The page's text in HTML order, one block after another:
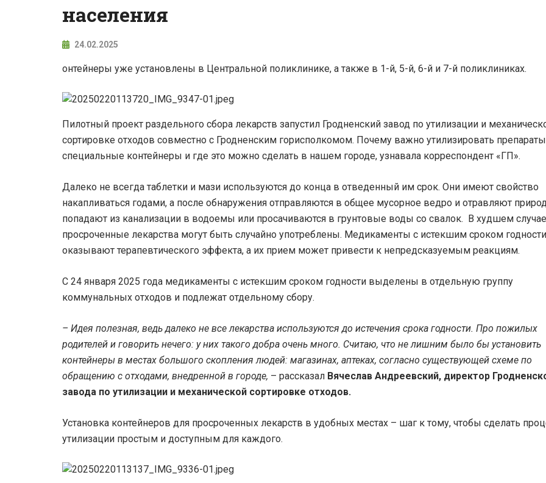
населения
24.02.2025
онтейнеры уже установлены в Центральной поликлинике, а также в 1-й, 5-й, 6-й и 7-й поликлиниках.
Пилотный проект раздельного сбора лекарств запустил Гродненский завод по утилизации и
сортировке отходов совместно с Гродненским горисполкомом. Почему важно утилизировать
специальные контейнеры и где это можно сделать в нашем городе, узнавала корреспондент «ГП».
Далеко не всегда таблетки и мази используются до конца в отведенный им срок. Они имеют свойство
накапливаться годами, а после обнаружения отправляются в общее мусорное ведро и отравляют
попадают из канализации в водоемы или просачиваются в грунтовые воды со свалок. В худшем случае
просроченные лекарства могут быть случайно употреблены. Медикаменты с истекшим сроком
оказывают терапевтического эффекта, а их прием может привести к непредсказуемым реакциям.
С 24 января 2025 года медикаменты с истекшим сроком годности выделены в отдельную группу
коммунальных отходов и подлежат отдельному сбору.
– Идея полезная, ведь далеко не все лекарства используются до истечения срока годности. Про пожилых
родителей и говорить нечего: у них такого добра очень много. Считаю, что не лишним было бы установить
контейнеры в местах большого скопления людей: магазинах, аптеках, согласно существующей схеме по
обращению с отходами, внедренной в городе, – рассказал Вячеслав Андреевский, директор
завода по утилизации и механической сортировке отходов.
Установка контейнеров для просроченных лекарств в удобных местах – шаг к тому, чтобы сделать
утилизации простым и доступным для каждого.